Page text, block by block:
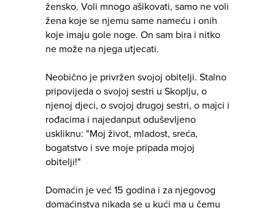
žensko. Voli mnogo ašikovati, samo ne voli
žena koje se njemu same nameću i onih
koje imaju gole noge. On sam bira i nitko
ne može na njega utjecati.
Neobično je privržen svojoj obitelji. Stalno
pripovijeda o svojoj sestri u Skoplju, o
njenoj djeci, o svojoj drugoj sestri, o majci i
rođacima i najedanput oduševljeno
uskliknu: "Moj život, mladost, sreća,
bogatstvo i sve moje pripada mojoj
obitelji!"
Domaćin je već 15 godina i za njegovog
domaćinstva nikada se u kući ma u čemu